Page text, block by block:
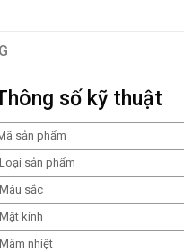
số kỹ thuật
sản phẩm
Loại sản phẩm
Màu sắc
Mặt kính
Mâm nhiệt